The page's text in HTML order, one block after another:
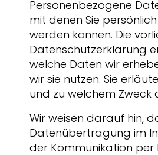
Personenbezogene
mit denen Sie
werden können. Die
Datenschutzerklärung
welche Daten wir
wir sie nutzen. Sie
und zu welchem Zweck
Wir weisen darauf hin,
Datenübertragung im
der Kommunikation per